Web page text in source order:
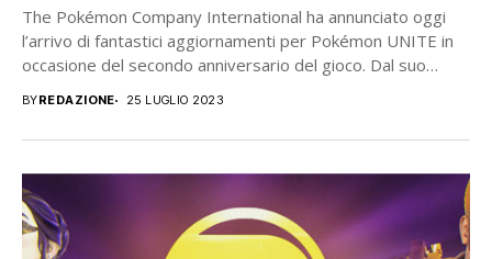
The Pokémon Company International ha annunciato oggi
l’arrivo di fantastici aggiornamenti per Pokémon UNITE in
occasione del secondo anniversario del gioco. Dal suo
BYREDAZIONE 25 LUGLIO 2023